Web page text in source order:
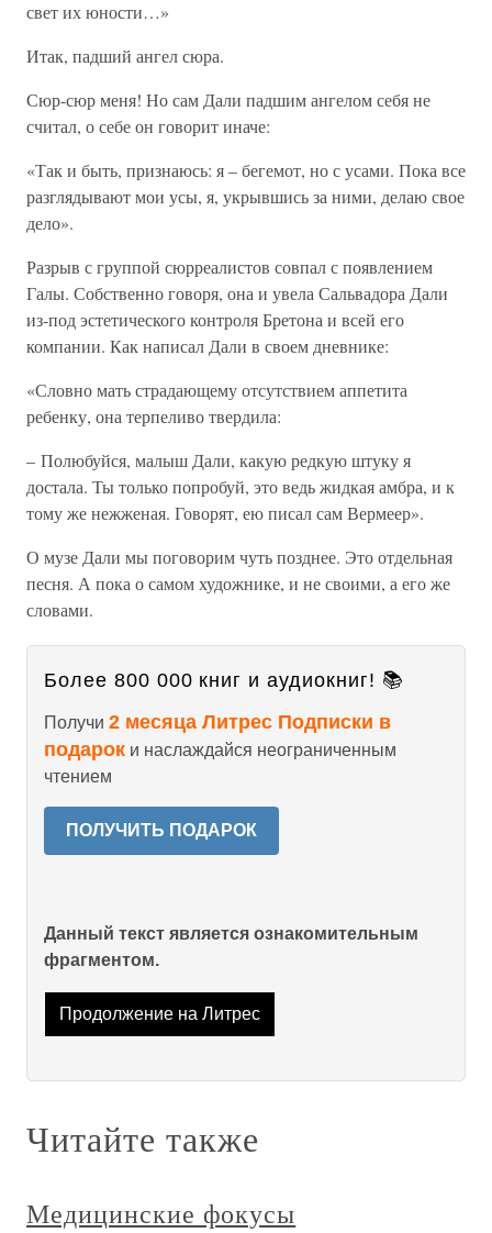
свет их юности…»
Итак, падший ангел сюра.
Сюр-сюр меня! Но сам Дали падшим ангелом себя не
считал, о себе он говорит иначе:
«Так и быть, признаюсь: я – бегемот, но с усами. Пока все
разглядывают мои усы, я, укрывшись за ними, делаю свое
дело».
Разрыв с группой сюрреалистов совпал с появлением
Галы. Собственно говоря, она и увела Сальвадора Дали
из-под эстетического контроля Бретона и всей его
компании. Как написал Дали в своем дневнике:
«Словно мать страдающему отсутствием аппетита
ребенку, она терпеливо твердила:
– Полюбуйся, малыш Дали, какую редкую штуку я
достала. Ты только попробуй, это ведь жидкая амбра, и к
тому же нежженая. Говорят, ею писал сам Вермеер».
О музе Дали мы поговорим чуть позднее. Это отдельная
песня. А пока о самом художнике, и не своими, а его же
словами.
Более 800 000 книг и аудиокниг! 📚
Получи 2 месяца Литрес Подписки в
подарок и наслаждайся неограниченным
чтением
ПОЛУЧИТЬ ПОДАРОК
Данный текст является ознакомительным
фрагментом.
Продолжение на Литрес
Читайте также
Медицинские фокусы